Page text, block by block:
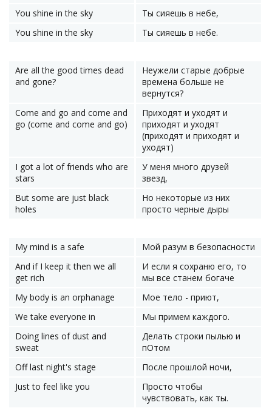
You shine in the sky
Ты сияешь в небе,
You shine in the sky
Ты сияешь в небе.
Are all the good times dead
and gone?
Неужели старые добрые
времена больше не
вернутся?
Come and go and come and
go (come and come and go)
Приходят и уходят и
приходят и уходят
(приходят и приходят и
уходят)
I got a lot of friends who are
stars
У меня много друзей
звезд,
But some are just black
holes
Но некоторые из них
просто черные дыры
My mind is a safe
Мой разум в безопасности
And if I keep it then we all
get rich
И если я сохраню его, то
мы все станем богаче
My body is an orphanage
Мое тело - приют,
We take everyone in
Мы примем каждого.
Doing lines of dust and
sweat
Делать строки пылью и
пОтом
Off last night's stage
После прошлой ночи,
Just to feel like you
Просто чтобы
чувствовать, как ты.